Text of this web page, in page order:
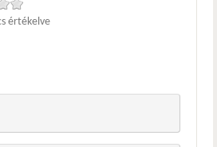
értékelve